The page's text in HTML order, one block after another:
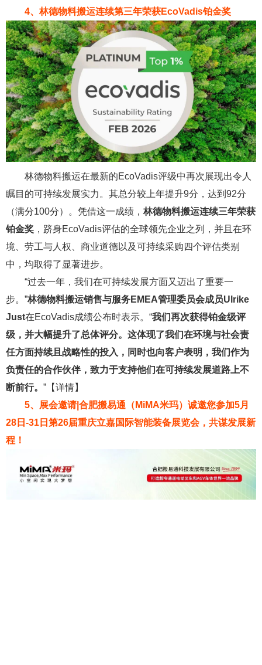
4、林德物料搬运连续第三年荣获EcoVadis铂金奖
林德物料搬运在最新的EcoVadis评级中再次展现出令人
瞩目的可持续发展实力。其总分较上年提升9分，达到92分
（满分100分）。凭借这一成绩， 林德物料搬运连续三年荣获
铂金奖 ，跻身EcoVadis评估的全球领先企业之列，并且在环
境、劳工与人权、商业道德以及可持续采购四个评估类别
中，均取得了显著进步。
“过去一年，我们在可持续发展方面又迈出了重要一
步。”林德物料搬运销售与服务EMEA管理委员会成员Ulrike
Just在EcoVadis成绩公布时表示。“我们再次获得铂金级评
级，并大幅提升了总体评分。这体现了我们在环境与社会责
任方面持续且战略性的投入，同时也向客户表明，我们作为
负责任的合作伙伴，致力于支持他们在可持续发展道路上不
断前行。 ”【详情】
5、展会邀请|合肥搬易通（MiMA米玛）诚邀您参加5月
28日-31日第26届重庆立嘉国际智能装备展览会，共谋发展新
程！